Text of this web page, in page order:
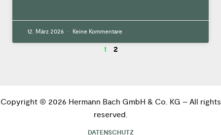
12. März 2026 Keine Kommentare
1 2
Copyright © 2026 Hermann Bach GmbH & Co. KG – All rights
reserved.
DATENSCHUTZ